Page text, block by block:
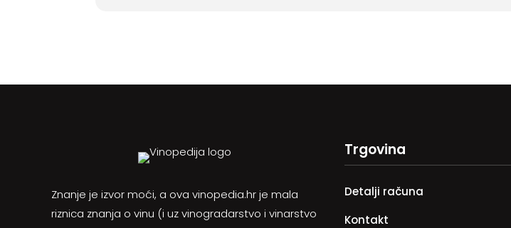
Znanje je izvor moći, a ova vinopedia.hr je mala
riznica znanja o vinu (i uz vinogradarstvo i vinarstvo
Trgovina
Detalji računa
Kontakt